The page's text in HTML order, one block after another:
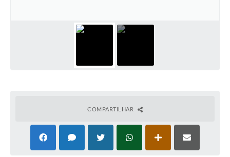
COMPARTILHAR